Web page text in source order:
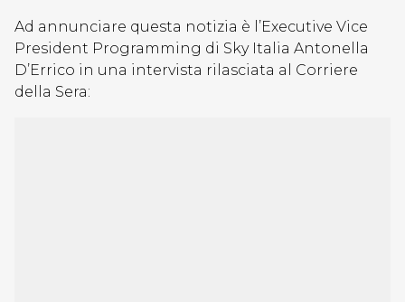
Ad annunciare questa notizia è l’Executive Vice
President Programming di Sky Italia Antonella
D’Errico in una intervista rilasciata al Corriere
della Sera: